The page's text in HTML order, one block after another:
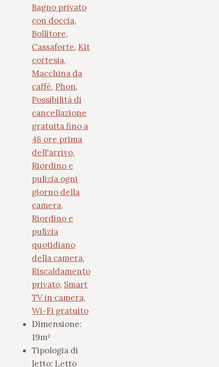
Bagno privato
con doccia,
Bollitore,
Cassaforte, Kit
cortesia,
Macchina da
caffè, Phon,
Possibilità di
cancellazione
gratuita fino a
48 ore prima
dell'arrivo,
Riordino e
pulizia ogni
giorno della
camera,
Riordino e
pulizia
quotidiano
della camera,
Riscaldamento
privato, Smart
TV in camera,
Wi-Fi gratuito
Dimensione:
19m²
Tipologia di
letto: Letto